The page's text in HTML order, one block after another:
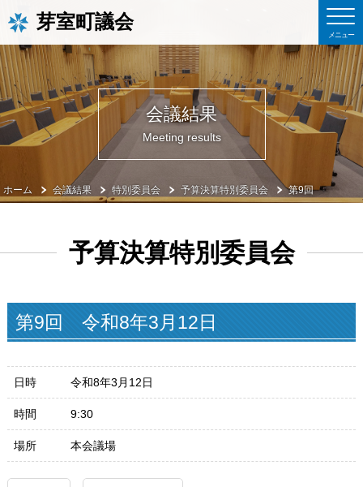
芽室町議会
会議結果
Meeting results
ホーム 会議結果 特別委員会 予算決算特別委員会 第9回
予算決算特別委員会
第9回 令和8年3月12日
日時 令和8年3月12日
時間 9:30
場所 本会議場